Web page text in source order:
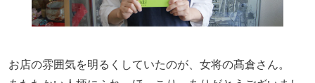
お店の雰囲気を明るくしていたのが、女将の髙倉さん。